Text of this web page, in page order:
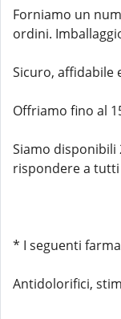
Forniamo un
ordini.
Sicuro, affidabile
Offriamo fino al
Siamo disponibili
rispondere a
* I seguenti
Antidolorifici,